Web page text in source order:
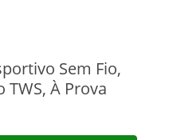
Sem Fio,
À Prova